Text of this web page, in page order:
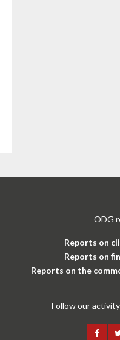
ODG
Reports on
Reports on
Reports on the
Follow our